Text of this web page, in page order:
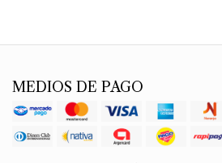
MEDIOS DE PAGO